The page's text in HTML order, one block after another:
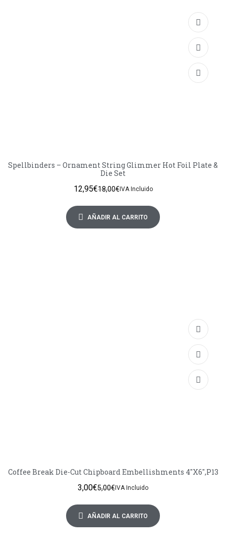
Spellbinders – Ornament String Glimmer Hot Foil Plate &
Die Set
18,00€
12,95€ IVA Incluido
AÑADIR AL CARRITO
Coffee Break Die-Cut Chipboard Embellishments 4″X6″,P13
5,00€
3,00€ IVA Incluido
AÑADIR AL CARRITO